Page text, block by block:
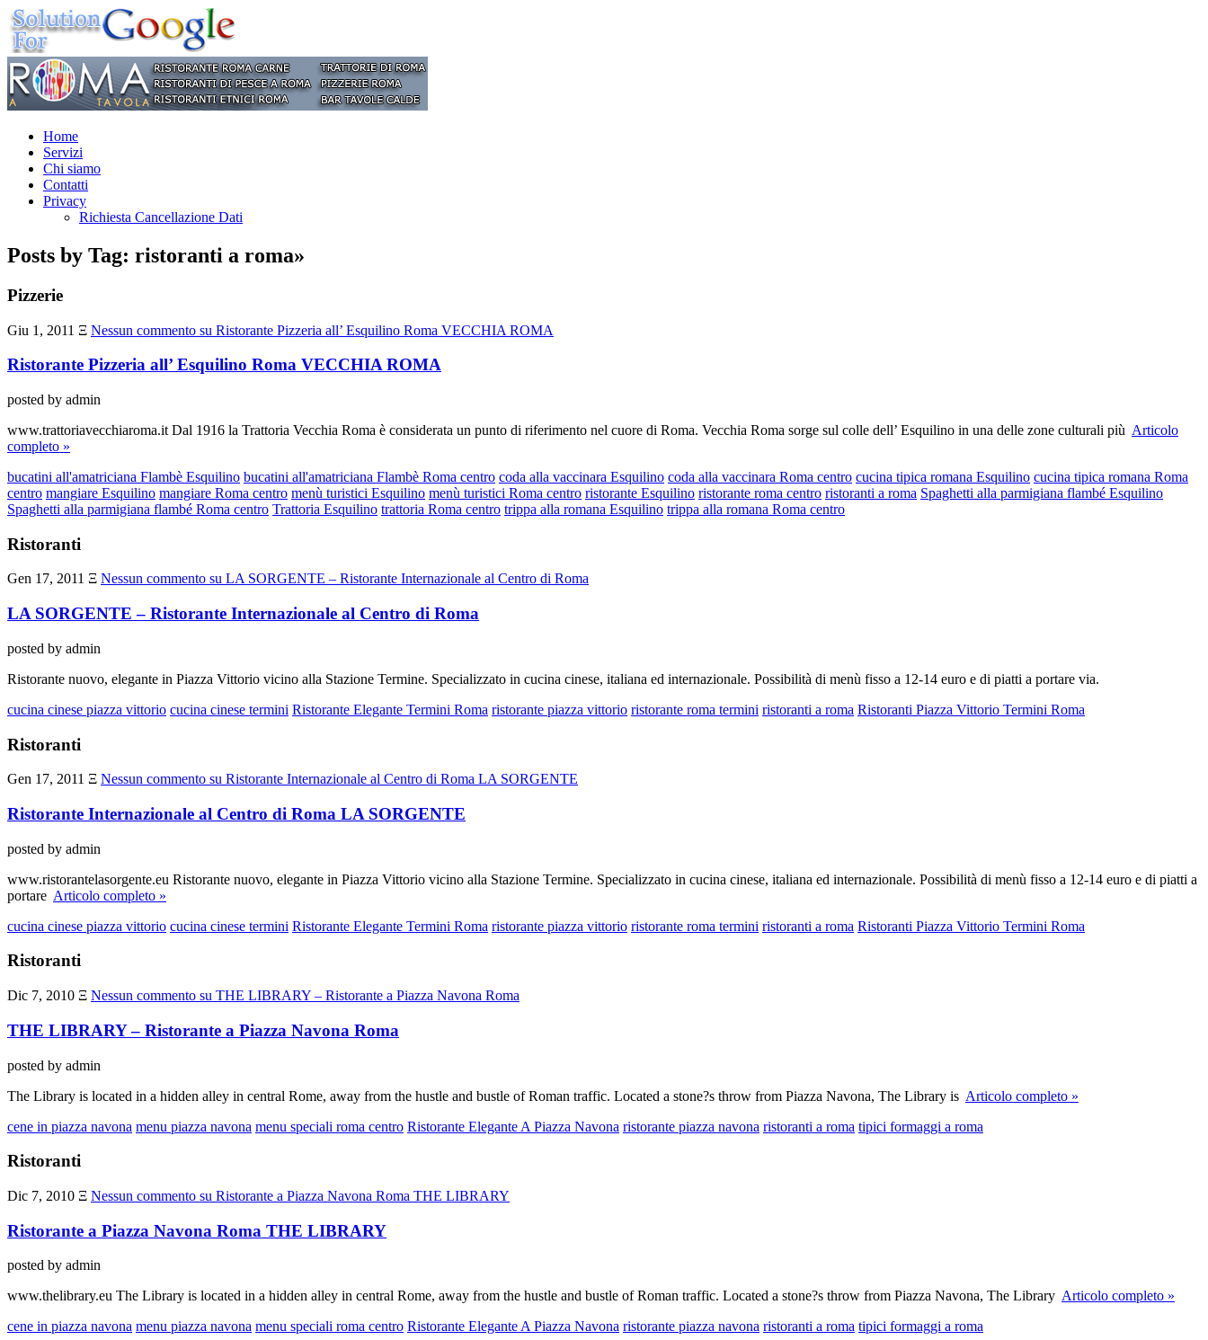
Home
Servizi
Chi siamo
Contatti
Privacy
Richiesta Cancellazione Dati
Posts by Tag: ristoranti a roma»
Pizzerie
Giu 1, 2011 Ξ Nessun commento su Ristorante Pizzeria all’ Esquilino Roma VECCHIA ROMA
Ristorante Pizzeria all’ Esquilino Roma VECCHIA ROMA
posted by admin
www.trattoriavecchiaroma.it Dal 1916 la Trattoria Vecchia Roma è considerata un punto di riferimento nel cuore di Roma. Vecchia Roma sorge sul colle dell’ Esquilino in una delle zone culturali più Articolo
completo »
bucatini all'amatriciana Flambè Esquilino bucatini all'amatriciana Flambè Roma centro coda alla vaccinara Esquilino coda alla vaccinara Roma centro cucina tipica romana Esquilino cucina tipica romana Roma
centro mangiare Esquilino mangiare Roma centro menù turistici Esquilino menù turistici Roma centro ristorante Esquilino ristorante roma centro ristoranti a roma Spaghetti alla parmigiana flambé Esquilino
Spaghetti alla parmigiana flambé Roma centro Trattoria Esquilino trattoria Roma centro trippa alla romana Esquilino trippa alla romana Roma centro
Ristoranti
Gen 17, 2011 Ξ Nessun commento su LA SORGENTE – Ristorante Internazionale al Centro di Roma
LA SORGENTE – Ristorante Internazionale al Centro di Roma
posted by admin
Ristorante nuovo, elegante in Piazza Vittorio vicino alla Stazione Termine. Specializzato in cucina cinese, italiana ed internazionale. Possibilità di menù fisso a 12-14 euro e di piatti a portare via.
cucina cinese piazza vittorio cucina cinese termini Ristorante Elegante Termini Roma ristorante piazza vittorio ristorante roma termini ristoranti a roma Ristoranti Piazza Vittorio Termini Roma
Ristoranti
Gen 17, 2011 Ξ Nessun commento su Ristorante Internazionale al Centro di Roma LA SORGENTE
Ristorante Internazionale al Centro di Roma LA SORGENTE
posted by admin
www.ristorantelasorgente.eu Ristorante nuovo, elegante in Piazza Vittorio vicino alla Stazione Termine. Specializzato in cucina cinese, italiana ed internazionale. Possibilità di menù fisso a 12-14 euro e di piatti a
portare Articolo completo »
cucina cinese piazza vittorio cucina cinese termini Ristorante Elegante Termini Roma ristorante piazza vittorio ristorante roma termini ristoranti a roma Ristoranti Piazza Vittorio Termini Roma
Ristoranti
Dic 7, 2010 Ξ Nessun commento su THE LIBRARY – Ristorante a Piazza Navona Roma
THE LIBRARY – Ristorante a Piazza Navona Roma
posted by admin
The Library is located in a hidden alley in central Rome, away from the hustle and bustle of Roman traffic. Located a stone?s throw from Piazza Navona, The Library is Articolo completo »
cene in piazza navona menu piazza navona menu speciali roma centro Ristorante Elegante A Piazza Navona ristorante piazza navona ristoranti a roma tipici formaggi a roma
Ristoranti
Dic 7, 2010 Ξ Nessun commento su Ristorante a Piazza Navona Roma THE LIBRARY
Ristorante a Piazza Navona Roma THE LIBRARY
posted by admin
www.thelibrary.eu The Library is located in a hidden alley in central Rome, away from the hustle and bustle of Roman traffic. Located a stone?s throw from Piazza Navona, The Library Articolo completo »
cene in piazza navona menu piazza navona menu speciali roma centro Ristorante Elegante A Piazza Navona ristorante piazza navona ristoranti a roma tipici formaggi a roma